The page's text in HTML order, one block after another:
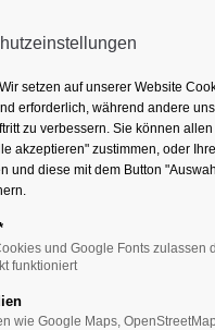
Laune Duo
und Hits
Wir setzen auf unserer Website
erforderlich, während andere
zu verbessern. Sie können
akzeptieren" zustimmen, oder
und diese mit dem Button "Auswahl
und Google Fonts zulassen
funktioniert
wie Google Maps,